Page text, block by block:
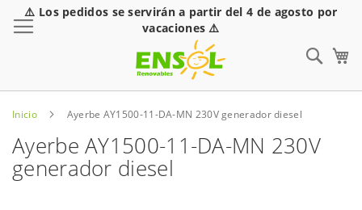
⚠️ Los pedidos se servirán a partir del 4 de agosto por
vacaciones ⚠️
Inicio Ayerbe AY1500-11-DA-MN 230V generador diesel
Ayerbe AY1500-11-DA-MN 230V
generador diesel